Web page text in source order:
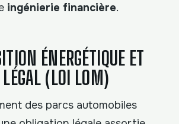
ingénierie financière.
ÉNERGÉTIQUE ET
LÉGAL (LOI LOM)
des parcs automobiles